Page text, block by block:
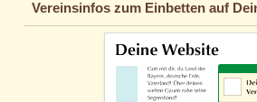
Vereinsinfos zum Einbetten auf